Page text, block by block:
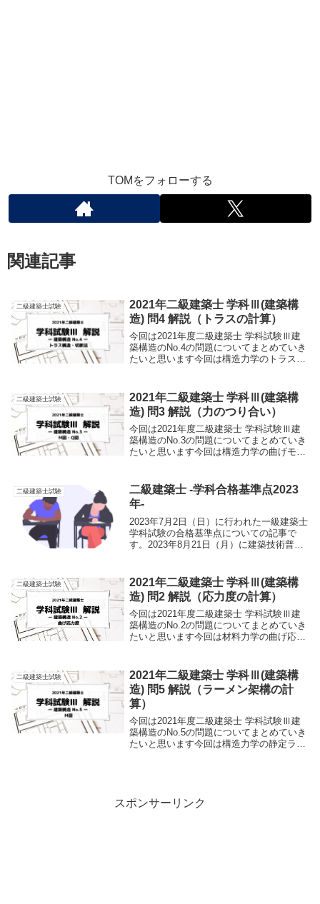
TOMをフォローする
関連記事
二級建築士試験
2021年二級建築士 学科Ⅲ(建築構
造) 問4 解説（トラスの計算）
今回は2021年度二級建築士 学科試験Ⅲ建
築構造のNo.4の問題についてまとめていき
たいと思います今回は構造力学のトラス構
解できるようにわかりやすく説明していき
たい...
二級建築士試験
2021年二級建築士 学科Ⅲ(建築構
造) 問3 解説（力のつり合い）
今回は2021年度二級建築士 学科試験Ⅲ建
築構造のNo.3の問題についてまとめていき
たいと思います今回は構造力学の曲げモー
は初学者でも理解できるようにわかりやす
く説...
二級建築士試験
二級建築士 -学科合格基準点2023
年-
2023年7月2日（日）に行われた一級建築士
学科試験の合格基準点についての記事で
す。2023年8月21日（月）に建築技術普及
た。二級建築士学科試験の合格点について
まと...
二級建築士試験
2021年二級建築士 学科Ⅲ(建築構
造) 問2 解説（応力度の計算）
今回は2021年度二級建築士 学科試験Ⅲ建
築構造のNo.2の問題についてまとめていき
たいと思います今回は材料力学の曲げ応力
事では初学者でも理解できるようにわかり
やす...
二級建築士試験
2021年二級建築士 学科Ⅲ(建築構
造) 問5 解説（ラーメン架構の計
算）
今回は2021年度二級建築士 学科試験Ⅲ建
築構造のNo.5の問題についてまとめていき
たいと思います今回は構造力学の静定ラー
スポンサーリンク